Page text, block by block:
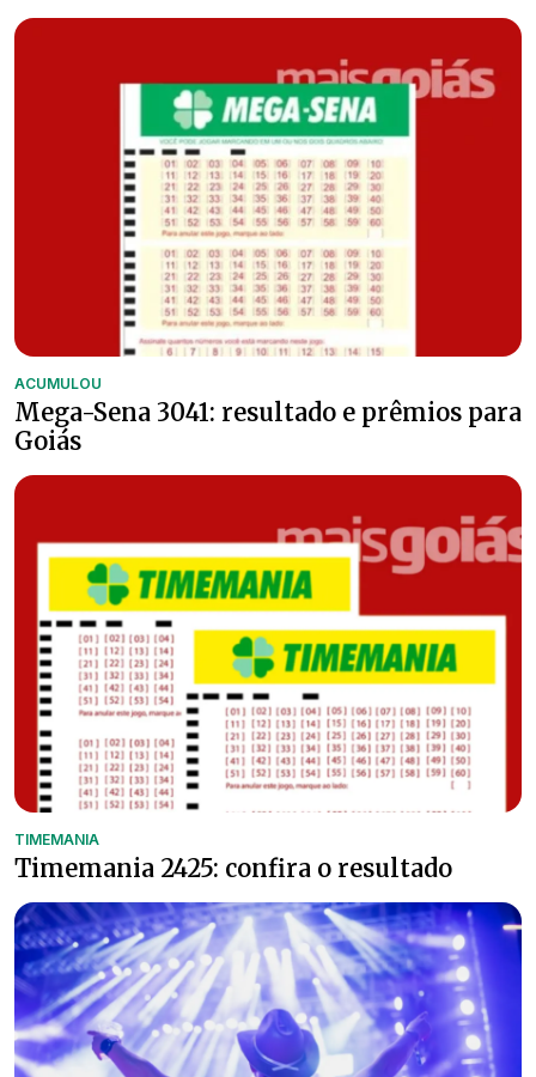
ACUMULOU
Mega-Sena 3041: resultado e prêmios para
Goiás
TIMEMANIA
Timemania 2425: confira o resultado